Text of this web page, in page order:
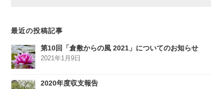
最近の投稿記事
第10回「倉敷からの風 2021」についてのお知らせ
2021年1月9日
2020年度収支報告